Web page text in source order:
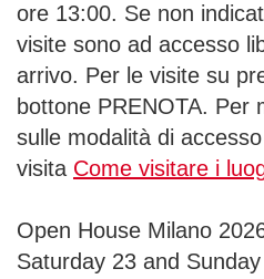
ore 13:00. Se non
visite sono ad accesso
arrivo. Per le visite su
bottone PRENOTA. Per
sulle modalità di
visita Come visitare i
Open House Milano
Saturday 23 and